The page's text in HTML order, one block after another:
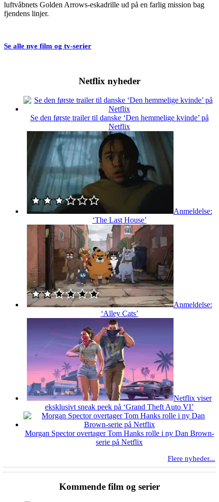
luftvåbnets Golden Arrows-eskadrille ud på en farlig mission bag
fjendens linjer.
Se alle nye film og tv-serier
Netflix nyheder
Se den første trailer til danske ‘Den hemmelige kvinde’ på
Netflix
Anmeldelse:
‘The Last House’
Anmeldelse:
‘Alley Cats’
Netflix viser
eksklusivt sneak peek på ‘Grand Theft Auto VI’
Morgan Spector overtager Tom Hanks rolle i ny Dan Brown-
serie på Netflix
Flere nyheder...
Kommende film og serier